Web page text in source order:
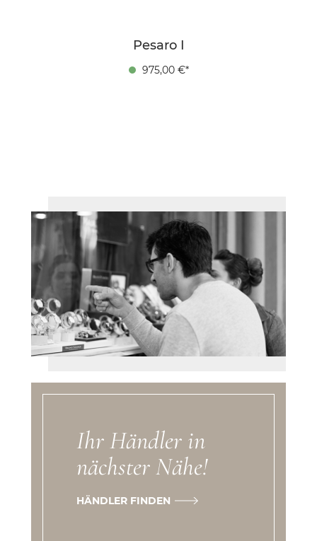
Pesaro I
975,00 €*
Ihr Händler in
nächster Nähe!
HÄNDLER FINDEN